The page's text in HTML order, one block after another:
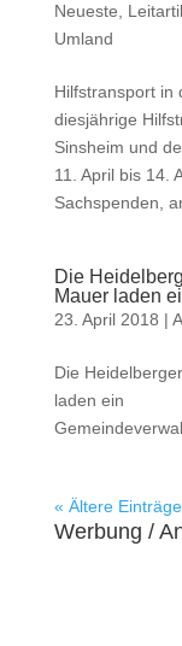
Neueste
Umland
Hilfstransport in
diesjährige
Sinsheim und
11. April bis 14.
Sachspenden,
Die
Mauer laden
23. April 2018 |
Die
laden
« Ältere Einträge
Werbung /